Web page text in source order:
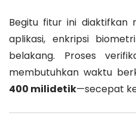
Begitu fitur ini diaktifkan
aplikasi, enkripsi
belakang. Proses
membutuhkan waktu
400 milidetik—secepat